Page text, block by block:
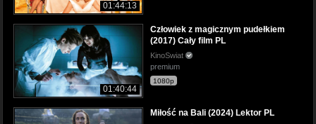
01:44:13
01:40:44
Człowiek z magicznym pudełkiem
(2017) Cały film PL
KinoSwiat
premium
1080p
Miłość na Bali (2024) Lektor PL